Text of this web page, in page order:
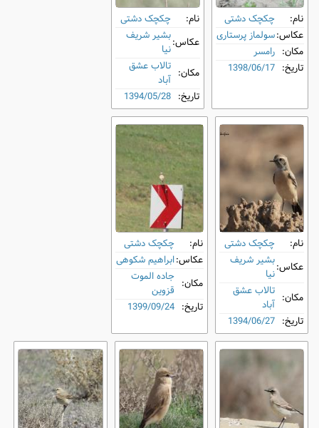
نام:
چکچک دشتی
عکاس:سولماز پرستاری
مکان: رامسر
تاریخ: 1398/06/17
نام:
چکچک دشتی
عکاس:بشیر شریف
نیا
مکان: تالاب عشق
آباد
تاریخ: 1394/05/28
نام:
چکچک دشتی
عکاس:بشیر شریف
نیا
مکان: تالاب عشق
آباد
تاریخ: 1394/06/27
نام:
چکچک دشتی
عکاس:ابراهیم شکوهی
مکان: جاده الموت
قزوین
تاریخ: 1399/09/24